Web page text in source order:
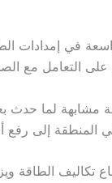
في إمدادات
التعامل مع
لما حدث
المنطقة إلى رفع
تكاليف الطاقة